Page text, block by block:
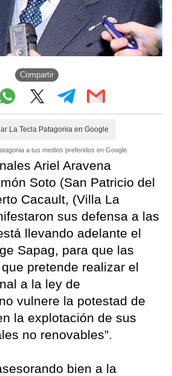
Compartir
La Tecla Patagonia en Google
a tus medios preferidos en Google.
Ariel Aravena
Soto (San Patricio del
Cacault, (Villa La
sus defensa a las
llevando adelante el
Sapag, para que las
pretende realizar el
a la ley de
vulnere la potestad de
la explotación de sus
no renovables”.
bien a la